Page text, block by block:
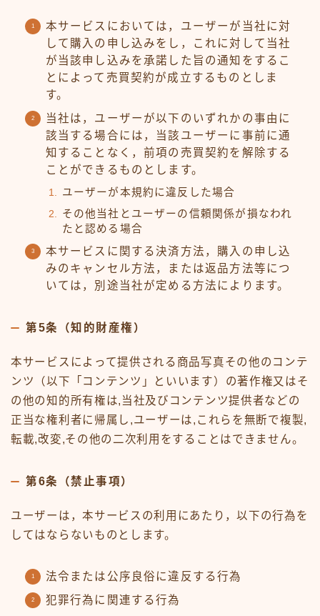
本サービスにおいては，ユーザーが当社に対
して購入の申し込みをし，これに対して当社
が当該申し込みを承諾した旨の通知をするこ
とによって売買契約が成立するものとしま
す。
当社は，ユーザーが以下のいずれかの事由に
該当する場合には，当該ユーザーに事前に通
知することなく，前項の売買契約を解除する
ことができるものとします。
ユーザーが本規約に違反した場合
その他当社とユーザーの信頼関係が損なわれ
たと認める場合
本サービスに関する決済方法，購入の申し込
みのキャンセル方法，または返品方法等につ
いては，別途当社が定める方法によります。
第5条（知的財産権）
本サービスによって提供される商品写真その他のコンテ
ンツ（以下「コンテンツ」といいます）の著作権又はそ
の他の知的所有権は,当社及びコンテンツ提供者などの
正当な権利者に帰属し,ユーザーは,これらを無断で複製,
転載,改変,その他の二次利用をすることはできません。
第6条（禁止事項）
ユーザーは，本サービスの利用にあたり，以下の行為を
してはならないものとします。
法令または公序良俗に違反する行為
犯罪行為に関連する行為